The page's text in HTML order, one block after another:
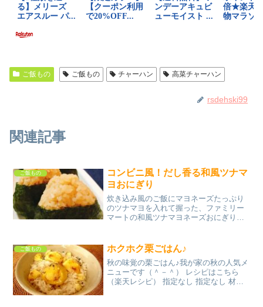
ご飯もの ご飯もの チャーハン 高菜チャーハン
rsdehski99
関連記事
ご飯もの
コンビニ風！だし香る和風ツナマ
ヨおにぎり
炊き込み風のご飯にマヨネーズたっぷり
のツナマヨを入れて握った、ファミリー
マートの和風ツナマヨネーズおにぎりを
汁●醤油●みりん、酒、本だし●ごま油水▫️
ツナ...
ご飯もの ホクホク栗ごはん♪
秋の味覚の栗ごはん♪我が家の秋の人気メ
ニューです（＾－＾） レシピはこちら
（楽天レシピ） 指定なし 指定なし 材料